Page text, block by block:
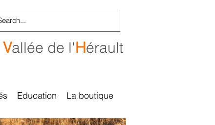
Vallée de l'Hérault
Education La boutique